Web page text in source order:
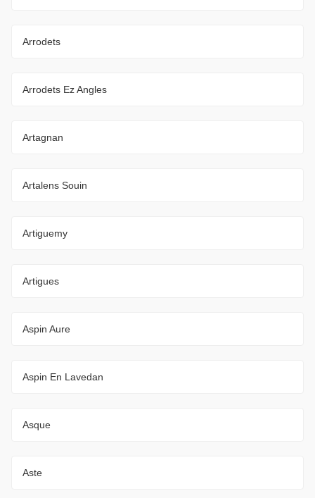
Arrodets
Arrodets Ez Angles
Artagnan
Artalens Souin
Artiguemy
Artigues
Aspin Aure
Aspin En Lavedan
Asque
Aste